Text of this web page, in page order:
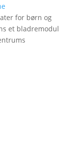
for børn og
et bladremodul